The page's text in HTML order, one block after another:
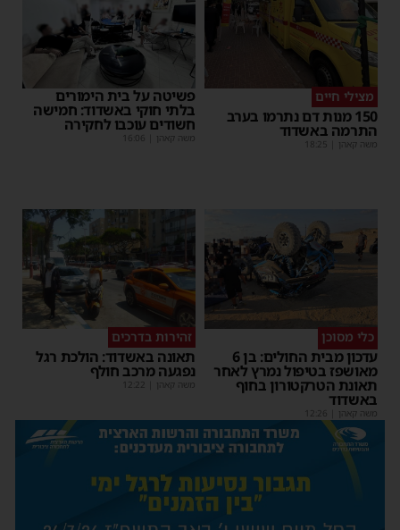
מצילי חיים
150 מנות דם נתרמו בערב
התרמה באשדוד
משה קאהן 18:25
פשיטה על בית הימורים
בלתי חוקי באשדוד: חמישה
חשודים עוכבו לחקירה
משה קאהן 16:06
כלי מסוכן
עדכון מבית החולים: בן 6
מאושפז בטיפול נמרץ לאחר
תאונת הטרקטורון בחוף
באשדוד
משה קאהן 12:26
זהירות בדרכים
תאונה באשדוד: הולכת רגל
נפגעה מרכב חולף
משה קאהן